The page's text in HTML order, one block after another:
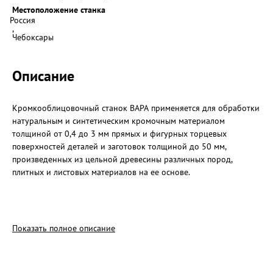
Местоположение станка
Россия
,
Чебоксары
Описание
Кромкооблицовочный станок ВАРА применяется для обработки
натуральным и синтетическим кромочным материалом
толщиной от 0,4 до 3 мм прямых и фигурных торцевых
поверхностей деталей и заготовок толщиной до 50 мм,
произведенных из цельной древесины различных пород,
плитных и листовых материалов на ее основе.
базовой комплектации поставки:
Показать полное описание